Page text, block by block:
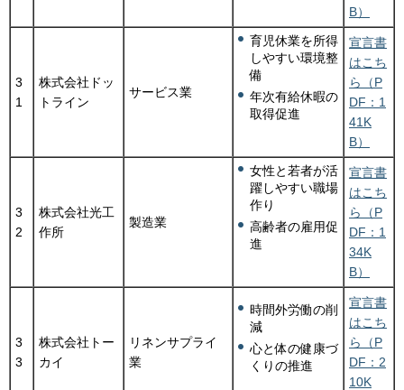
B）
3
1
株式会社ドッ
トライン
サービス業
育児休業を所得
しやすい環境整
備
年次有給休暇の
取得促進
宣言書
はこち
ら（P
DF：1
41K
B）
3
2
株式会社光工
作所
製造業
女性と若者が活
躍しやすい職場
作り
高齢者の雇用促
進
宣言書
はこち
ら（P
DF：1
34K
B）
3
3
株式会社トー
カイ
リネンサプライ
業
時間外労働の削
減
心と体の健康づ
くりの推進
宣言書
はこち
ら（P
DF：2
10K